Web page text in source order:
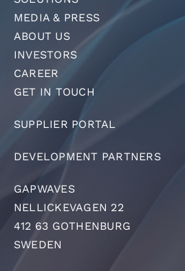
MEDIA & PRESS
ABOUT US
INVESTORS
CAREER
GET IN TOUCH
SUPPLIER PORTAL
DEVELOPMENT PARTNERS
GAPWAVES
NELLICKEVAGEN 22
412 63 GOTHENBURG
SWEDEN